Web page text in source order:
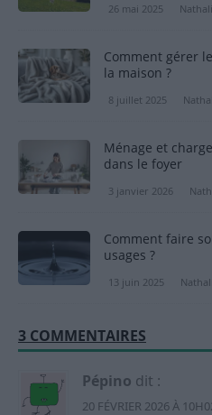
26 mai 2025
Comment gérer
la maison ?
8 juillet 2025
Ménage et
dans le foyer
3 janvier 2026
Comment faire
usages ?
13 juin 2025
3 COMMENTAIRES
Pépino dit :
20 FÉVRIER 2026 À